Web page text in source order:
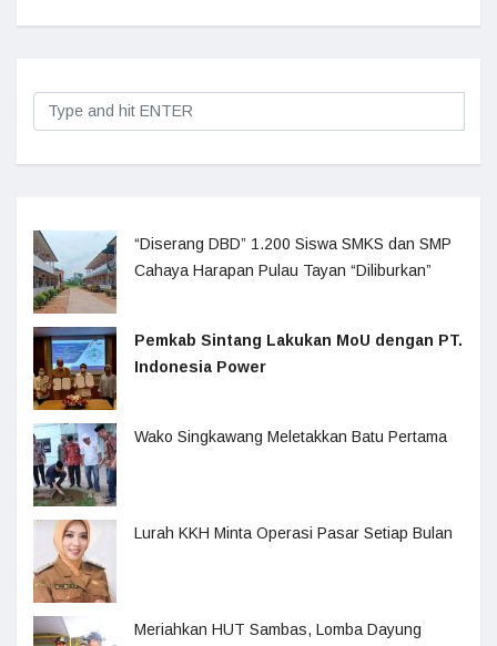
“Diserang DBD” 1.200 Siswa SMKS dan SMP
Cahaya Harapan Pulau Tayan “Diliburkan”
Pemkab Sintang Lakukan MoU dengan PT.
Indonesia Power
Wako Singkawang Meletakkan Batu Pertama
Lurah KKH Minta Operasi Pasar Setiap Bulan
Meriahkan HUT Sambas, Lomba Dayung